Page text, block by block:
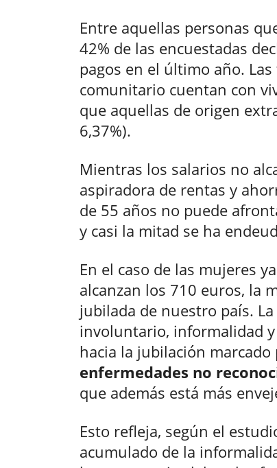
Entre aquellas personas
42% de las encuestadas
pagos en el último año.
comunitario cuentan con
que aquellas de origen
6,37%).
Mientras los salarios no
aspiradora de rentas y
de 55 años no puede
y casi la mitad se ha
En el caso de las mujeres
alcanzan los 710 euros, la
jubilada de nuestro país.
involuntario, informalidad
hacia la jubilación marcado
enfermedades no
que además está más
Esto refleja, según el
acumulado de la